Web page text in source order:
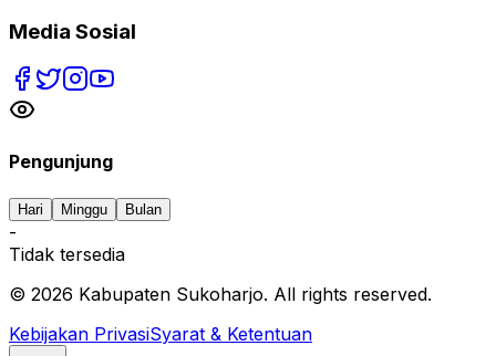
Media Sosial
Pengunjung
Hari Minggu Bulan
-
Tidak tersedia
© 2026 Kabupaten Sukoharjo. All rights reserved.
Kebijakan PrivasiSyarat & Ketentuan